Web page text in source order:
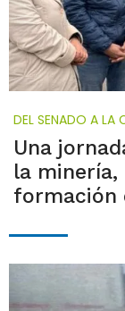
DEL SENADO A LA
Una
la
formación